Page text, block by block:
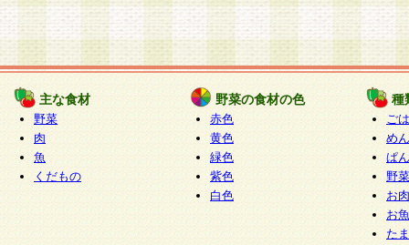
主な食材
野菜
肉
魚
くだもの
野菜の食材の色
赤色
黄色
緑色
紫色
白色
種
ご
めん
ぱん
野
お
お
た